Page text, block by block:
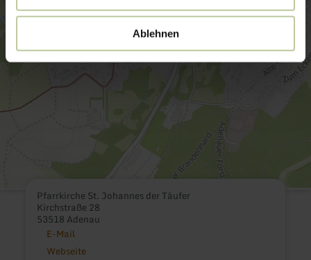
Ablehnen
Pfarrkirche St. Johannes der Täufer
Kirchstraße 28
53518 Adenau
E-Mail
Webseite